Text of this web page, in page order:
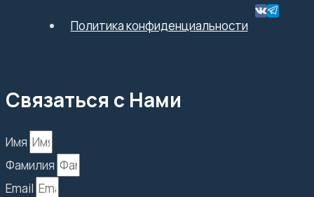
Политика конфиденциальности
Связаться с Нами
Имя
Фамилия
Email